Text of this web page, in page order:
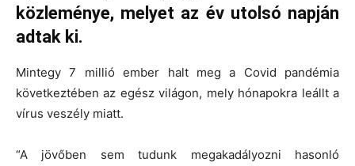
közleménye, melyet az év utolsó napján
adtak ki.
Mintegy 7 millió ember halt meg a Covid pandémia
következtében az egész világon, mely hónapokra leállt a
vírus veszély miatt.
“A jövőben sem tudunk megakadályozni hasonló